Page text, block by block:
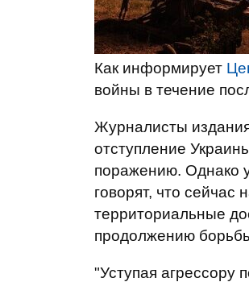
Как информирует
войны в течение
Журналисты
отступление
поражению. Однако
говорят, что сейчас
территориальные
продолжению
"Уступая агрессору